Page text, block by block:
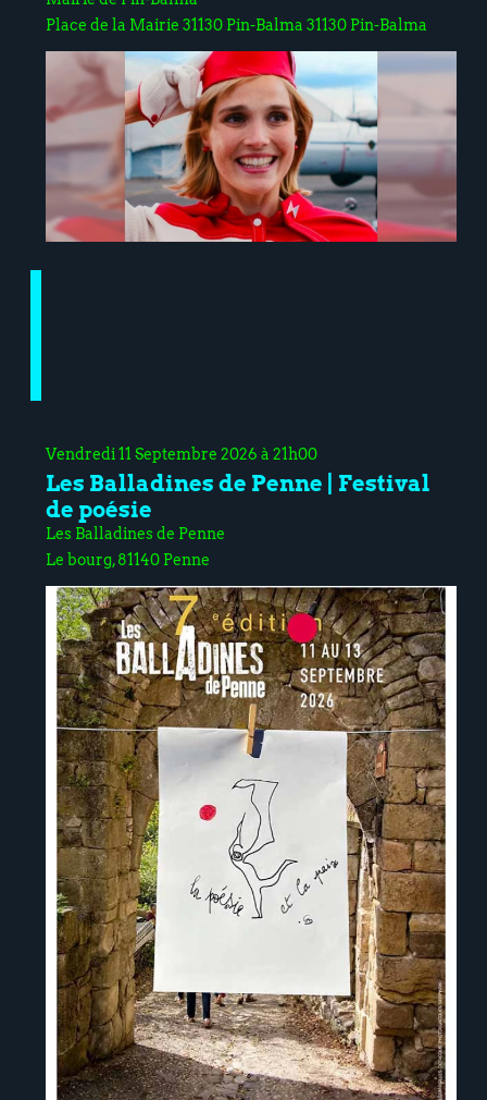
Place de la Mairie 31130 Pin-Balma 31130 Pin-Balma
Vendredi 11 Septembre 2026 à 21h00
Les Balladines de Penne | Festival
de poésie
Les Balladines de Penne
Le bourg, 81140 Penne